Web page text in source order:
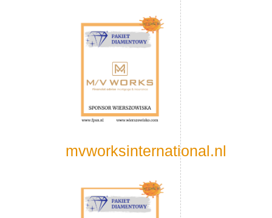
mvworksinternational.nl